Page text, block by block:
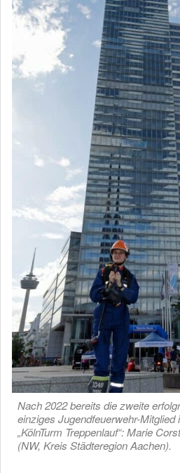
Nach 2022 bereits die zweite
einziges Jugendfeuerwehr-
„KölnTurm Treppenlauf“: Marie
(NW, Kreis Städteregion Aachen).